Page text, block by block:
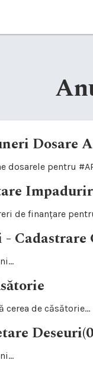
Dosare
pentru
de finanțare
Cadastrare
de căsătorie...